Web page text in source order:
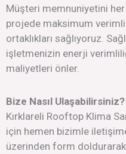
Müşteri memnuniyetini
projede maksimum
ortaklıkları sağlıyoruz.
işletmenizin enerji
maliyetleri önler.
Bize Nasıl Ulaşabilirsiniz?
Kırklareli Rooftop Klima
için hemen bizimle
üzerinden form